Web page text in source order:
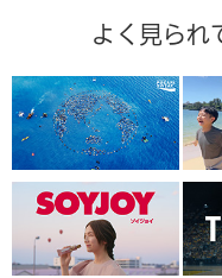
よく見られ